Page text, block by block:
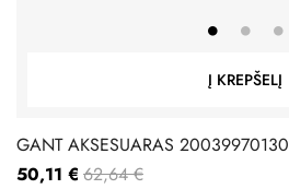
Į KREPŠELĮ
GANT AKSESUARAS 20039970130
50,11 € 62,64 €